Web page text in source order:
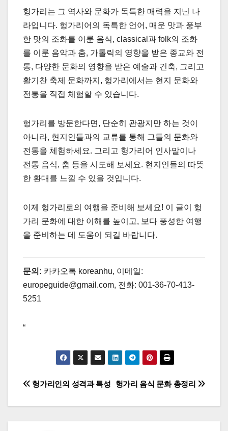
헝가리는 그 역사와 문화가 독특한 매력을 지닌 나
라입니다. 헝가리어의 독특한 언어, 매운 맛과 풍부
한 맛의 조화를 이룬 음식, classical과 folk의 조화
를 이룬 음악과 춤, 가톨릭의 영향을 받은 종교와 전
통, 다양한 문화의 영향을 받은 예술과 건축, 그리고
활기찬 축제 문화까지, 헝가리에서는 현지 문화와
전통을 직접 체험할 수 있습니다.
헝가리를 방문한다면, 단순히 관광지만 하는 것이
아니라, 현지인들과의 교류를 통해 그들의 문화와
전통을 체험하세요. 그리고 헝가리어 인사말이나
전통 음식, 춤 등을 시도해 보세요. 현지인들의 따뜻
한 환대를 느낄 수 있을 것입니다.
이제 헝가리로의 여행을 준비해 보세요! 이 글이 헝
가리 문화에 대한 이해를 높이고, 보다 풍성한 여행
을 준비하는 데 도움이 되길 바랍니다.
문의: 카카오톡 koreanhu, 이메일:
europeguide@gmail.com, 전화: 001-36-70-413-
5251
“
글
탐
헝가리 음식 문화 총정리
헝가리인의 성격과 특성